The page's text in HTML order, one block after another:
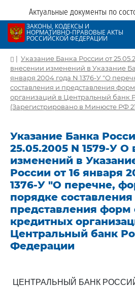
Актуальные документы по
ЗАКОНЫ, КОДЕКСЫ И
НОРМАТИВНО-ПРАВОВЫЕ АКТЫ
РОССИЙСКОЙ ФЕДЕРАЦИИ
| Указание Банка России от
внесении изменений в Указание
января 2004 года N 1376-У "О
составления и представления
организаций в Центральный банк
(Зарегистрировано в Минюсте РФ
Указание Банка
25.05.2005 N 1579-У О
изменений в
России от 16 января
1376-У "О перечне,
порядке составления
представления форм
кредитных
Центральный банк
Федерации
ЦЕНТРАЛЬНЫЙ БАНК